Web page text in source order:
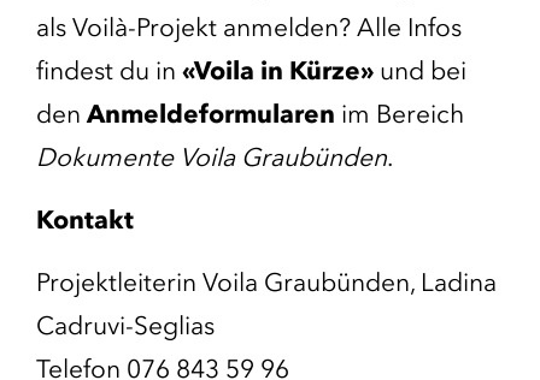
als Voilà-Projekt anmelden? Alle Infos
findest du in «Voila in Kürze» und bei
den Anmeldeformularen im Bereich
Dokumente Voila Graubünden.
Kontakt
Projektleiterin Voila Graubünden, Ladina
Cadruvi-Seglias
Telefon 076 843 59 96